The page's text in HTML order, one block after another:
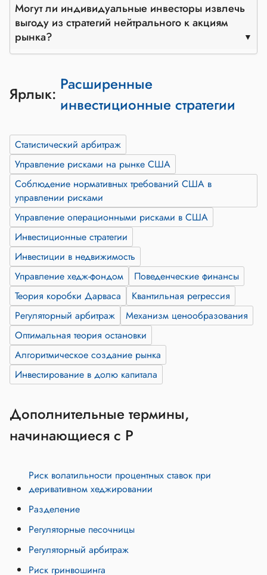
Могут ли индивидуальные инвесторы извлечь
выгоду из стратегий нейтрального к акциям
рынка?
Ярлык: Расширенные
инвестиционные стратегии
Статистический арбитраж
Управление рисками на рынке США
Соблюдение нормативных требований США в
управлении рисками
Управление операционными рисками в США
Инвестиционные стратегии
Инвестиции в недвижимость
Управление хедж-фондом
Поведенческие финансы
Теория коробки Дарваса
Квантильная регрессия
Регуляторный арбитраж
Механизм ценообразования
Оптимальная теория остановки
Алгоритмическое создание рынка
Инвестирование в долю капитала
Дополнительные термины,
начинающиеся с Р
Риск волатильности процентных ставок при
деривативном хеджировании
Разделение
Регуляторные песочницы
Регуляторный арбитраж
Риск гринвошинга